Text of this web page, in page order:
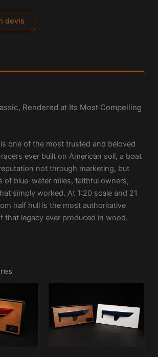
devis
Rendered at Its Most Compelling
one of the most trusted and beloved
ever built on American soil, a boat
not through marketing, but
of blue-water miles, faithful owners,
simply worked. At 1:20 scale and 21
half hull is the most authoritative
that legacy ever produced in wood.